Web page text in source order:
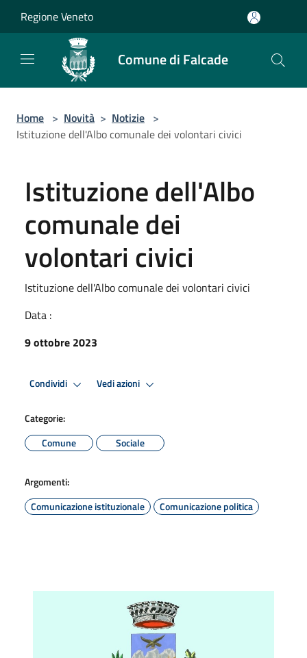
Regione Veneto
Comune di Falcade
Home > Novità > Notizie >
Istituzione dell'Albo comunale dei volontari civici
Istituzione dell'Albo
comunale dei
volontari civici
Istituzione dell'Albo comunale dei volontari civici
Data :
9 ottobre 2023
Condividi Vedi azioni
Categorie:
Comune
Sociale
Argomenti:
Comunicazione istituzionale
Comunicazione politica